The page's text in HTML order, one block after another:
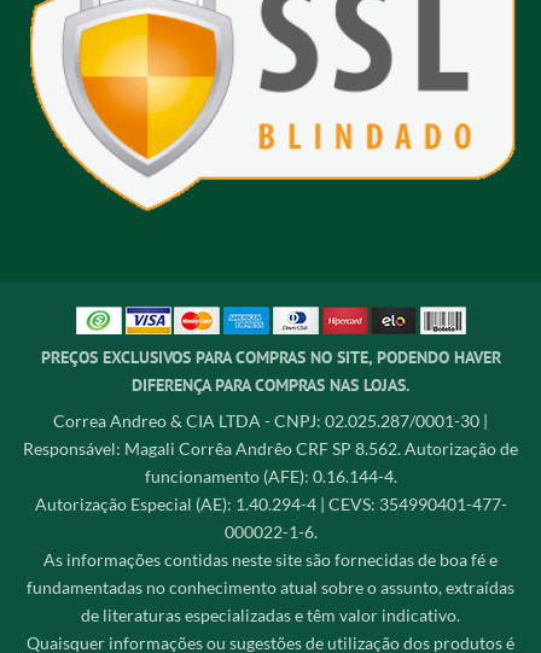
PREÇOS EXCLUSIVOS PARA COMPRAS NO SITE, PODENDO HAVER
DIFERENÇA PARA COMPRAS NAS LOJAS.
Correa Andreo & CIA LTDA - CNPJ: 02.025.287/0001-30 |
Responsável: Magali Corrêa Andrêo CRF SP 8.562. Autorização de
funcionamento (AFE): 0.16.144-4.
Autorização Especial (AE): 1.40.294-4 | CEVS: 354990401-477-
000022-1-6.
As informações contidas neste site são fornecidas de boa fé e
fundamentadas no conhecimento atual sobre o assunto, extraídas
de literaturas especializadas e têm valor indicativo.
Quaisquer informações ou sugestões de utilização dos produtos é